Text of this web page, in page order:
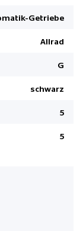
Getriebe
Allrad
G
schwarz
5
5